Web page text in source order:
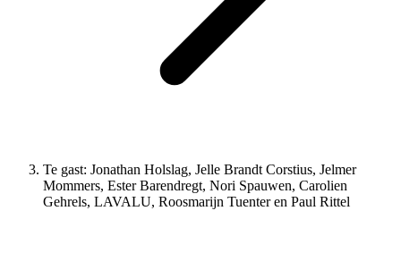
Te gast: Jonathan Holslag, Jelle Brandt Corstius, Jelmer
Mommers, Ester Barendregt, Nori Spauwen, Carolien
Gehrels, LAVALU, Roosmarijn Tuenter en Paul Rittel